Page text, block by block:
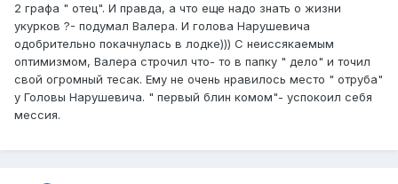
2 графа " отец". И правда, а что еще надо знать о жизни
укурков ?- подумал Валера. И голова Нарушевича
одобрительно покачнулась в лодке))) С неиссякаемым
оптимизмом, Валера строчил что- то в папку " дело" и точил
свой огромный тесак. Ему не очень нравилось место " отруба"
у Головы Нарушевича. " первый блин комом"- успокоил себя
мессия.